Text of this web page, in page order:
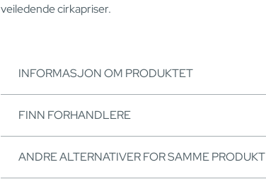
veiledende cirkapriser.
INFORMASJON OM PRODUKTET
FINN FORHANDLERE
ANDRE ALTERNATIVER FOR SAMME PRODUKT